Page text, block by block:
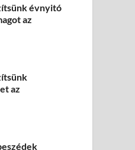
évnyitó
az
az